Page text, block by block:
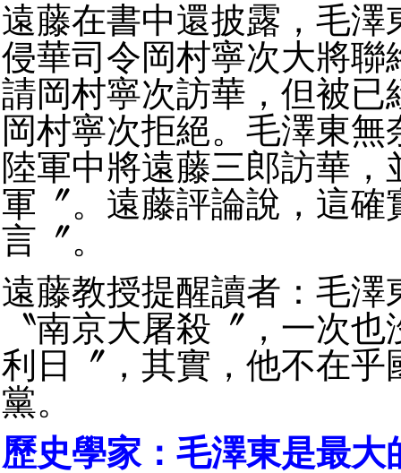
遠藤在書中還披露，毛
侵華司令岡村寧次大將
請岡村寧次訪華，但被
岡村寧次拒絕。毛澤東
陸軍中將遠藤三郎訪華
軍〞。遠藤評論說，這
言〞。
遠藤教授提醒讀者：毛
〝南京大屠殺〞，一次
利日〞，其實，他不在
黨。
歷史學家：毛澤東是最大